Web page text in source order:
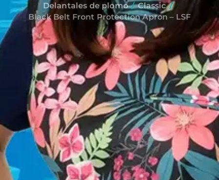
Delantales de plomo
Classic
Black Belt Front Protection Apron – LSF